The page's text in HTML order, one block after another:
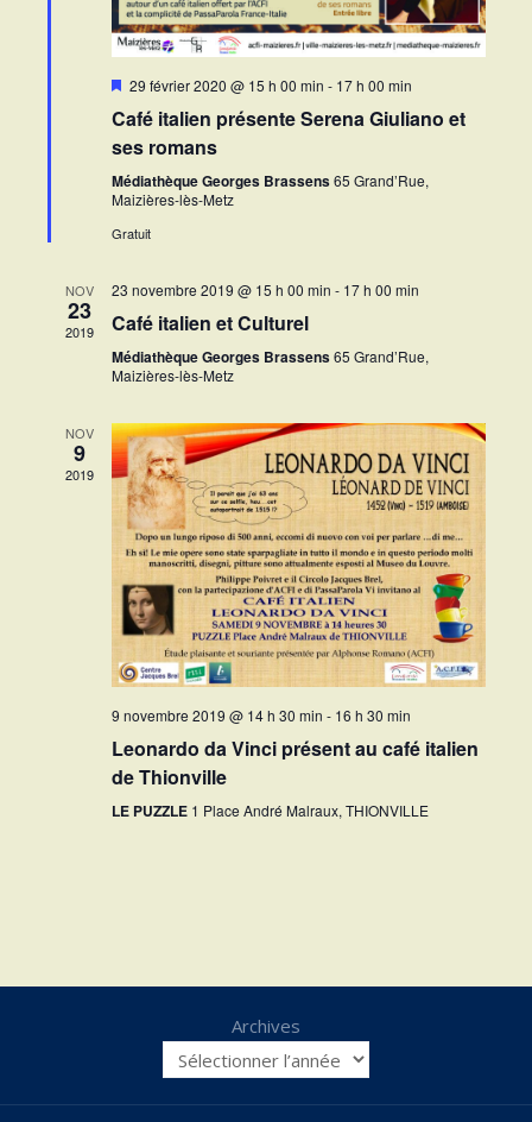
Mis
avant
29 février 2020 @ 15 h 00 min - 17 h 00 min
Café italien présente Serena Giuliano et
ses romans
Médiathèque Georges Brassens65 Grand’Rue,
Maizières-lès-Metz
Gratuit
NOV
23
2019
23 novembre 2019 @ 15 h 00 min - 17 h 00 min
Café italien et Culturel
Médiathèque Georges Brassens65 Grand’Rue,
Maizières-lès-Metz
NOV
9
2019
9 novembre 2019 @ 14 h 30 min - 16 h 30 min
Leonardo da Vinci présent au café italien
de Thionville
LE PUZZLE 1 Place André Malraux, THIONVILLE
Archives